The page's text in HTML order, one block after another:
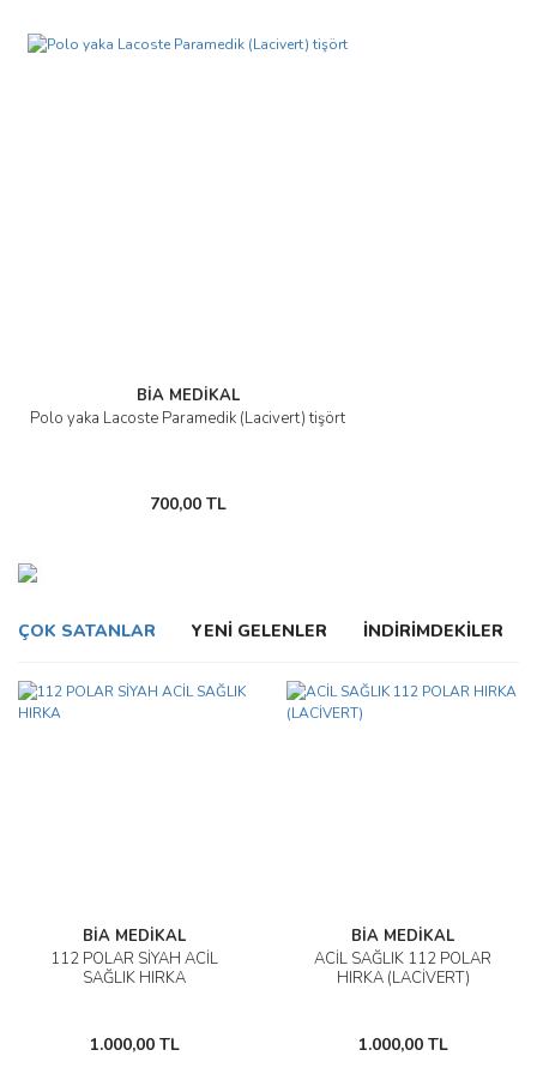
BİA MEDİKAL
Polo yaka Lacoste Paramedik (Lacivert) tişört
700,00 TL
ÇOK SATANLAR YENİ GELENLER İNDİRİMDEKİLER
BİA MEDİKAL
112 POLAR SİYAH ACİL
SAĞLIK HIRKA
1.000,00 TL
BİA MEDİKAL
ACİL SAĞLIK 112 POLAR
HIRKA (LACİVERT)
1.000,00 TL